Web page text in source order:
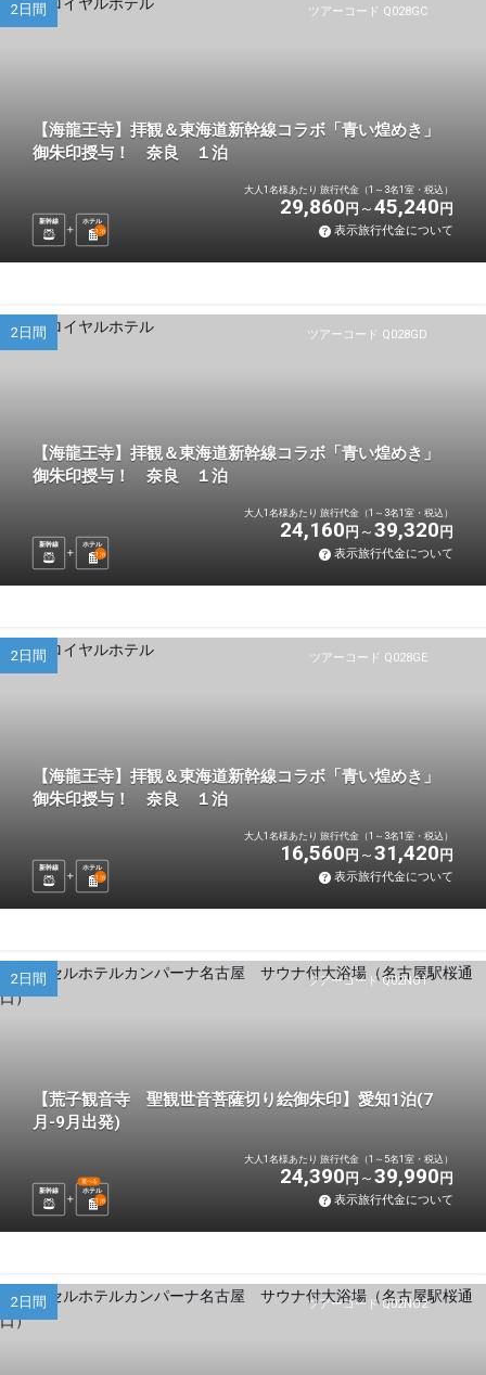
ツアーコード Q028GC
2日間
【海龍王寺】拝観＆東海道新幹線コラボ「青い煌めき」
御朱印授与！ 奈良 １泊
新幹線
ホテル
1 泊
大人1名様あたり 旅行代金（1～3名1室・税込）
29,860 円 45,240 円
表示旅行代金について
ツアーコード Q028GD
2日間
【海龍王寺】拝観＆東海道新幹線コラボ「青い煌めき」
御朱印授与！ 奈良 １泊
新幹線
ホテル
1 泊
大人1名様あたり 旅行代金（1～3名1室・税込）
24,160 円 39,320 円
表示旅行代金について
ツアーコード Q028GE
2日間
【海龍王寺】拝観＆東海道新幹線コラボ「青い煌めき」
御朱印授与！ 奈良 １泊
新幹線
ホテル
1 泊
大人1名様あたり 旅行代金（1～3名1室・税込）
16,560 円 31,420 円
表示旅行代金について
ツアーコード Q02NO1
2日間
【荒子観音寺 聖観世音菩薩切り絵御朱印】愛知1泊(7
月-9月出発)
新幹線 ホテル
選べる
1 泊
大人1名様あたり 旅行代金（1～5名1室・税込）
24,390 円 39,990 円
表示旅行代金について
ツアーコード Q02NO2
2日間